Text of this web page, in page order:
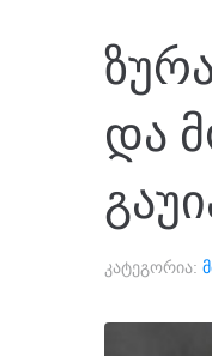
და
კატეგორია: